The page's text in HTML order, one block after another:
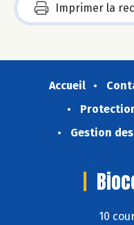
Imprimer la
Accueil
Gestion
10